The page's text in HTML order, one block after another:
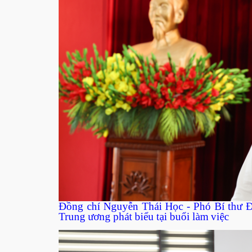
Đồng chí Nguyễn Thái Học - Phó Bí thư
Trung ương phát biểu tại buổi làm việc